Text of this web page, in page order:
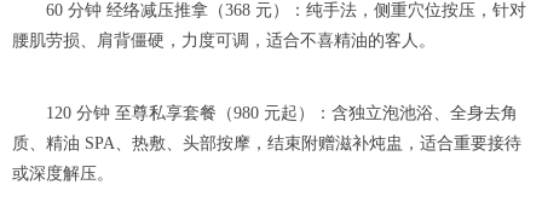
60 分钟 经络减压推拿（368 元）：纯手法，侧重穴位按压，针对
腰肌劳损、肩背僵硬，力度可调，适合不喜精油的客人。
120 分钟 至尊私享套餐（980 元起）：含独立泡池浴、全身去角
质、精油 SPA、热敷、头部按摩，结束附赠滋补炖盅，适合重要接待
或深度解压。